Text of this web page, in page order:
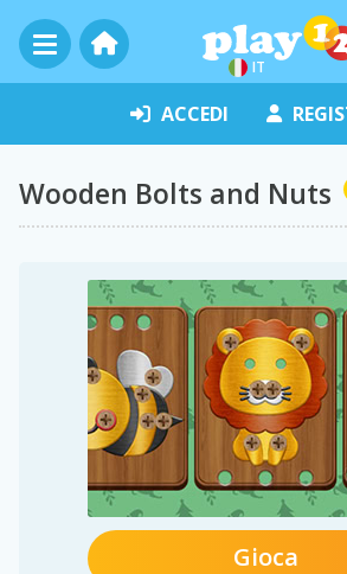
IT
ACCEDI
Wooden Bolts and Nuts
Gioca